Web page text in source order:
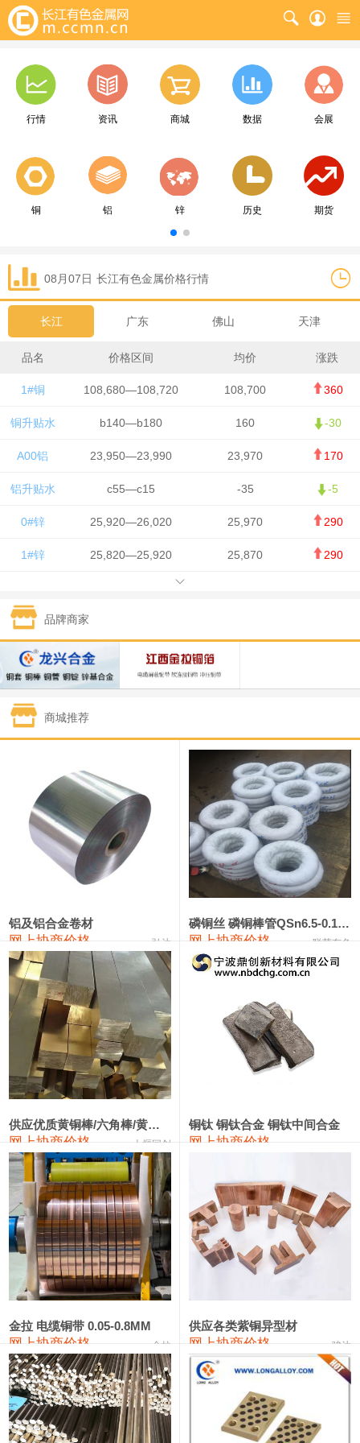
行情 资讯 商城 数据 会展
铜 铝 锌 历史 期货
08月07日 长江有色金属价格行情
长江 广东 佛山 天津
品名 价格区间 均价 涨跌
1#铜 108,680—108,720 108,700 360
铜升贴水 b140—b180 160 -30
A00铝 23,950—23,990 23,970 170
铝升贴水 c55—c15 -35 -5
0#锌 25,920—26,020 25,970 290
1#锌 25,820—25,920 25,870 290
1#锡 434,000—436,000
1#镍 129,550—130,750
1#白银 15,100—15,110 15,105 -70
钯金
331,000 -10,000
89,000—95,000 92,000 1,000
2#锑 85,000—91,000 88,000 1,000
1#镁 17,000—18,000 17,500 0
18,900—19,100 19,000 100
1#电解锰(99.7%袋装) 18,000—18,200 18,100 100
1#铬 60,000—82,000
553#硅 9,300—9,500
441#硅 9,600—9,800 9,700
3303#硅 10,300—10,500 10,400
2202#硅 14,100—14,300
金属硅3303#-2202# 10,400—14,200 12,300 0
漆包线 111,970—115,970 113,970
磷铜合金 110,800—117,600 114,200 400
无氧铜丝(硬) 109,710—110,010 109,860
R410A专用紫铜管 113,700—113,700
铸造铝合金锭(A380） 26,300—26,500 26,400 100
铝合金ADC12 24,200—24,400 100
铸造铝合金锭(ZL102) 24,300—24,500 24,400
品牌商家
商城推荐
铝及铝合金卷材
网上协商价格 弘达
磷铜丝 磷铜棒管QSn6.5-0.1 7-0.2 8-0.3
网上协商价格 联荣有色
供应优质黄铜棒/六角棒/黄铜方板
网上协商价格 十堰同创
铜钛 铜钛合金 铜钛中间合金
网上协商价格
金拉 电缆铜带 0.05-0.8MM
网上协商价格 金拉
供应各类紫铜异型材
网上协商价格 骏达